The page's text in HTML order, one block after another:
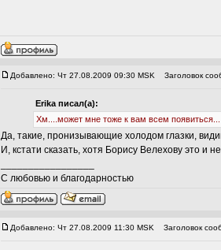
Добавлено: Чт 27.08.2009 09:30 MSK Заголовок
Erika писал(а):
Хм....может мне тоже к вам всем
Да, такие, пронизывающие холодом глазки,
И, кстати сказать, хотя Борису Велехову это и
С любовью и благодарностью
Добавлено: Чт 27.08.2009 11:30 MSK Заголовок